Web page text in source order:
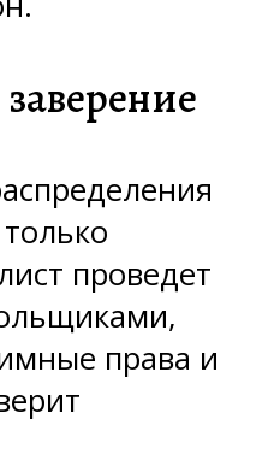
проведет
права и